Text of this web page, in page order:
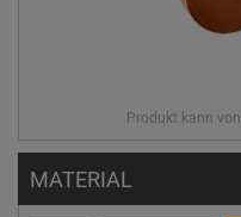
MATERIAL